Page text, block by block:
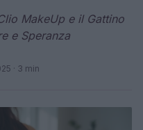
MakeUp e il Gattino
e Speranza
· 3 min